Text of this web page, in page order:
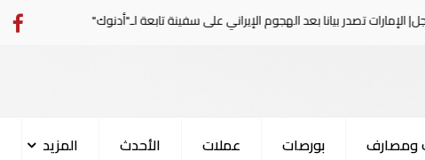
بعد الهجوم الإيراني على سفينة تابعة لـ"أدنوك" الحرس
ومصارف بورصات عملات الأحدث المزيد